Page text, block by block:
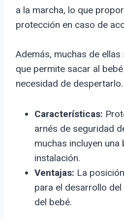
a la marcha, lo que
protección en caso de
Además, muchas de
que permite sacar al
necesidad de despertarlo.
Características:
arnés de seguridad
muchas incluyen
instalación.
Ventajas: La
para el desarrollo
del bebé.